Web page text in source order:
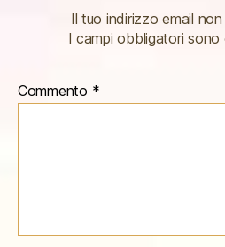
Il tuo indirizzo email
I campi obbligatori sono
Commento *